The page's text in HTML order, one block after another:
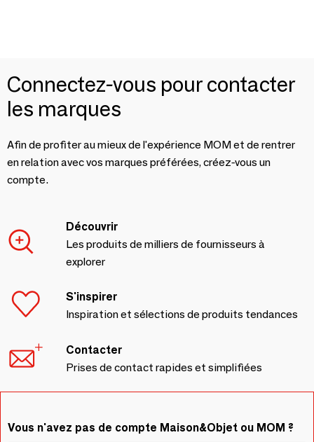
Connectez-vous pour contacter
les marques
Afin de profiter au mieux de l'expérience MOM et de rentrer
en relation avec vos marques préférées, créez-vous un
compte.
Découvrir
Les produits de milliers de fournisseurs à
explorer
S'inspirer
Inspiration et sélections de produits tendances
Contacter
Prises de contact rapides et simplifiées
Vous n'avez pas de compte Maison&Objet ou MOM ?